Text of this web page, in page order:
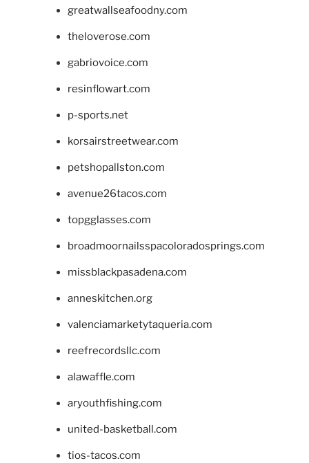
greatwallseafoodny.com
theloverose.com
gabriovoice.com
resinflowart.com
p-sports.net
korsairstreetwear.com
petshopallston.com
avenue26tacos.com
topgglasses.com
broadmoornailsspacoloradosprings.com
missblackpasadena.com
anneskitchen.org
valenciamarketytaqueria.com
reefrecordsllc.com
alawaffle.com
aryouthfishing.com
united-basketball.com
tios-tacos.com